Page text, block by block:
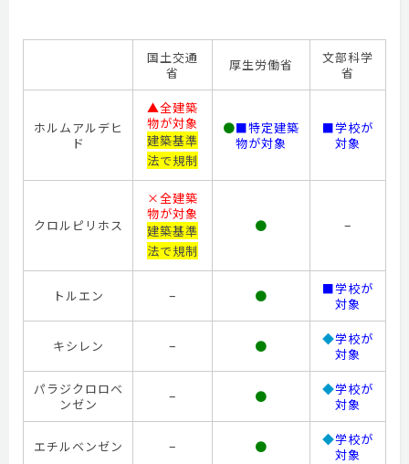
国土交通
省
厚生労働省
文部科学
省
ホルムアルデヒ
ド
▲全建築
物が対象
建築基準
法で規制
●■特定建築
物が対象
■学校が
対象
クロルピリホス
×全建築
物が対象
建築基準
法で規制
● –
トルエン – ●
■学校が
対象
キシレン – ● ◆学校が
対象
パラジクロロベ
ンゼン
– ● ◆学校が
対象
エチルベンゼン – ● ◆学校が
対象